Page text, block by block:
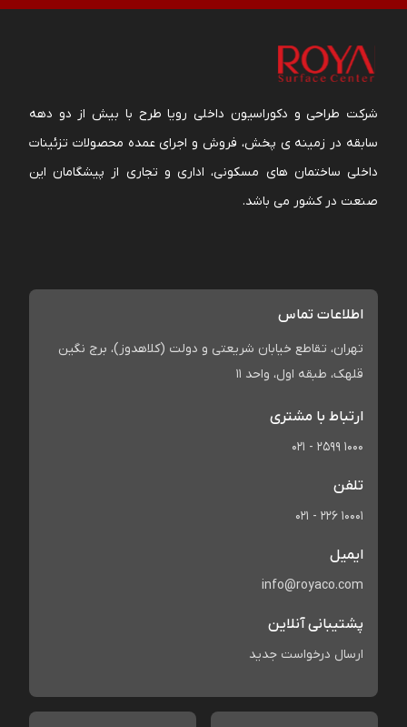
شرکت طراحی و دکوراسیون داخلی رویا طرح با بیش از دو دهه
سابقه در زمینه ی پخش، فروش و اجرای عمده محصولات تزئینات
داخلی ساختمان های مسکونی، اداری و تجاری از پیشگامان این
صنعت در کشور می باشد.
اطلاعات تماس
تهران، تقاطع خیابان شریعتی و دولت (کلاهدوز)، برج نگین
قلهک، طبقه اول، واحد 11
ارتباط با مشتری
021 - 2599 1000
تلفن
021 - 226 10001
ایمیل
info@royaco.com
پشتیبانی آنلاین
ارسال درخواست جدید